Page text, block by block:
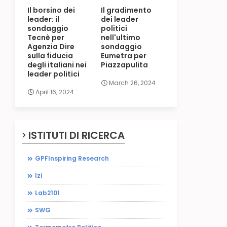
Il borsino dei
leader: il
sondaggio
Tecnè per
Agenzia Dire
sulla fiducia
degli italiani nei
leader politici
April 16, 2024
Il gradimento
dei leader
politici
nell'ultimo
sondaggio
Eumetra per
Piazzapulita
March 26, 2024
ISTITUTI DI RICERCA
GPFInspiring Research
Izi
Lab2101
SWG